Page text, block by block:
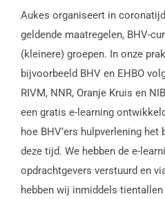
Aukes organiseert in
geldende maatregelen, BHV-
(kleinere) groepen. In onze
bijvoorbeeld BHV en EHBO
RIVM, NNR, Oranje Kruis en
een gratis e-learning
hoe BHV’ers hulpverlening
deze tijd. We hebben de e-
opdrachtgevers verstuurd en
hebben wij inmiddels